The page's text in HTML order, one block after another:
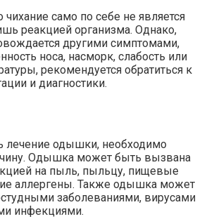
чихание само по себе не является
реакцией организма. Однако,
другими симптомами,
носа, насморк, слабость или
рекомендуется обратиться к
и диагностики.
лечение одышки, необходимо
Одышка может быть вызвана
на пыль, пыльцу, пищевые
аллергены. Также одышка может
заболеваниями, вирусами
инфекциями.